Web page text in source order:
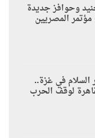
وحوافز جديدة
مؤتمر المصريين
السلام في غزة..
لوقف الحرب